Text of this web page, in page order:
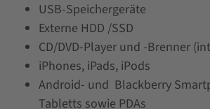
USB-Speichergeräte
Externe HDD /SSD
CD/DVD-Player und -Brenner
iPhones, iPads, iPods
Android- und Blackberry
Tabletts sowie PDAs